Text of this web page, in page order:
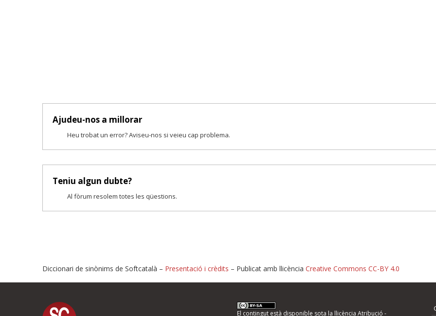
Ajudeu-nos a millorar
Heu trobat un error? Aviseu-nos si veieu cap problema.
Teniu algun dubte?
Al fòrum resolem totes les qüestions.
Proposeu-nos millores o informeu d'errors
Diccionari de sinònims de Softcatalà – Presentació i crèdits – Publicat amb llicència Creative Commons CC-BY 4.0
El contingut està disponible sota la llicència Atribució -